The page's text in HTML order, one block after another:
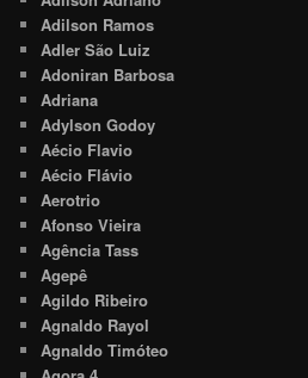
Adilson Ramos
Adler São Luiz
Adoniran Barbosa
Adriana
Adylson Godoy
Aécio Flavio
Aécio Flávio
Aerotrio
Afonso Vieira
Agência Tass
Agepê
Agildo Ribeiro
Agnaldo Rayol
Agnaldo Timóteo